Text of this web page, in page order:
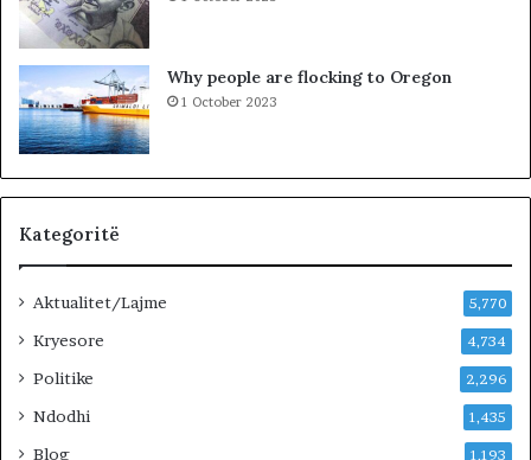
o
v
ë
s
,
V
V
n
u
k
p
ë
ë
Why people are flocking to Oregon
1 October 2023
Kategoritë
Aktualitet/Lajme 5,770
Kryesore 4,734
Politike 2,296
Ndodhi 1,435
Blog 1,193